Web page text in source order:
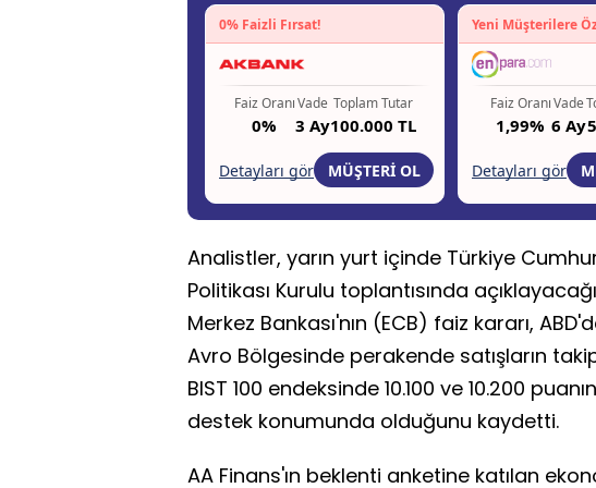
Analistler, yarın yurt içinde Türkiye
Politikası Kurulu toplantısında
Merkez Bankası'nın (ECB) faiz kararı,
Avro Bölgesinde perakende satışların
BIST 100 endeksinde 10.100 ve 10.200
destek konumunda olduğunu kaydetti.
AA Finans'ın beklenti anketine katılan